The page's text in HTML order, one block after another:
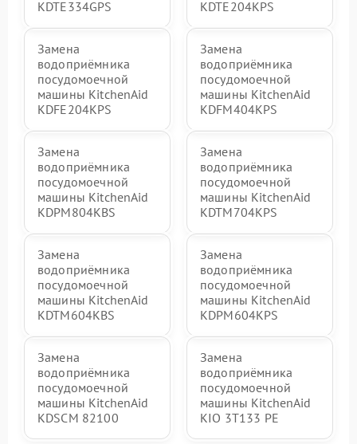
KDTE334GPS KDTE204KPS
Замена
водоприёмника
посудомоечной
машины KitchenAid
KDFE204KPS
Замена
водоприёмника
посудомоечной
машины KitchenAid
KDFM404KPS
Замена
водоприёмника
посудомоечной
машины KitchenAid
KDPM804KBS
Замена
водоприёмника
посудомоечной
машины KitchenAid
KDTM704KPS
Замена
водоприёмника
посудомоечной
машины KitchenAid
KDTM604KBS
Замена
водоприёмника
посудомоечной
машины KitchenAid
KDPM604KPS
Замена
водоприёмника
посудомоечной
машины KitchenAid
KDSCM 82100
Замена
водоприёмника
посудомоечной
машины KitchenAid
KIO 3T133 PE